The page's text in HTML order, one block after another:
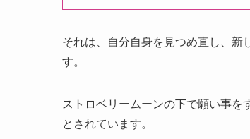
それは、自分自身を見つめ直し、新
す。
ストロベリームーンの下で願い事
とされています。